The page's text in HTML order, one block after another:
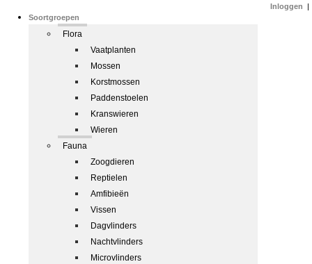
Soortgroepen
Flora
Vaatplanten
Mossen
Korstmossen
Paddenstoelen
Kranswieren
Wieren
Fauna
Zoogdieren
Reptielen
Amfibieën
Vissen
Dagvlinders
Nachtvlinders
Microvlinders
Inloggen |